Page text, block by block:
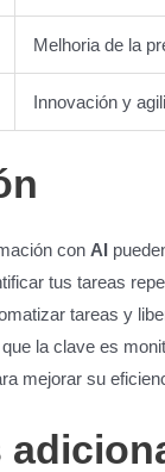
Melhoria de la
Innovación y
con AI
tus tareas
tareas y
la clave es
mejorar su